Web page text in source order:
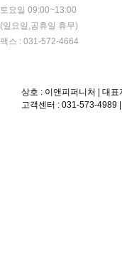
토요일 09:00~13:00
(일요일,공휴일 휴무)
팩스 : 031-572-4664
상호 : 이앤피퍼니처 | 대
고객센터 : 031-573-4989